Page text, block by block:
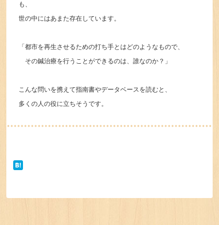
も、
世の中にはあまた存在しています。
「都市を再生させるための打ち手とはどのようなもので、
その鍼治療を行うことができるのは、誰なのか？」
こんな問いを携えて指南書やデータベースを読むと、
多くの人の役に立ちそうです。